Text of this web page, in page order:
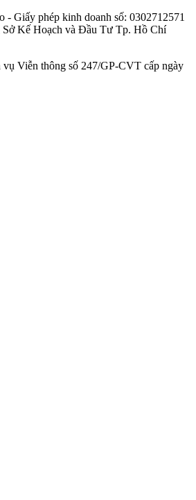
- Giấy phép kinh doanh số: 0302712571
Sở Kế Hoạch và Đầu Tư Tp. Hồ Chí
vụ Viễn thông số 247/GP-CVT cấp ngày